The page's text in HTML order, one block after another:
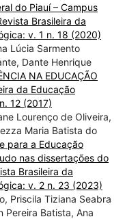
do Piauí – Campus
Brasileira da
v. 1 n. 18 (2020)
Lúcia Sarmento
Dante Henrique
NA EDUCAÇÃO
da Educação
12 (2017)
Lourenço de Oliveira,
Maria Batista do
para a Educação
nas dissertações do
Brasileira da
v. 2 n. 23 (2023)
Priscila Tiziana Seabra
Pereira Batista, Ana